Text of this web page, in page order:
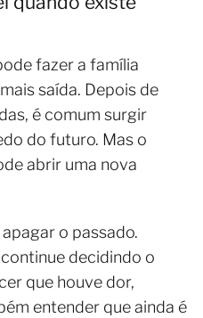
fazer a família
saída. Depois de
é comum surgir
do futuro. Mas o
abrir uma nova
o passado.
decidindo o
que houve dor,
entender que ainda é